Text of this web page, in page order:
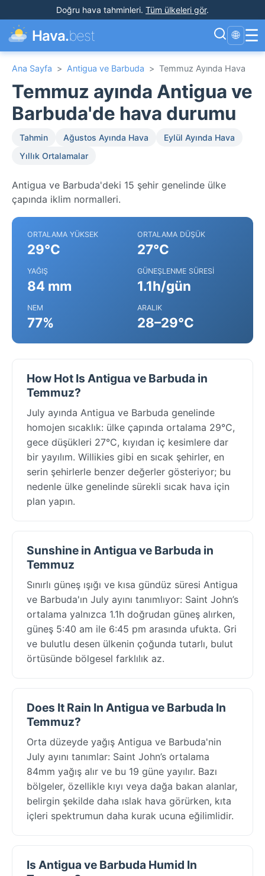
Doğru hava tahminleri. Tüm ülkeleri gör.
Hava.best 🌐 ☰
Ana Sayfa > Antigua ve Barbuda > Temmuz Ayında Hava
Temmuz ayında Antigua ve
Barbuda'de hava durumu
Tahmin Ağustos Ayında Hava
Eylül Ayında Hava
Yıllık Ortalamalar
Antigua ve Barbuda'deki 15 şehir genelinde ülke
çapında iklim normalleri.
ORTALAMA YÜKSEK
29°C
ORTALAMA DÜŞÜK
27°C
YAĞIŞ
84 mm
GÜNEŞLENME SÜRESI
1.1h/gün
NEM
77%
ARALIK
28–29°C
How Hot Is Antigua ve Barbuda in
Temmuz?
July ayında Antigua ve Barbuda genelinde
homojen sıcaklık: ülke çapında ortalama 29°C,
gece düşükleri 27°C, kıyıdan iç kesimlere dar
bir yayılım. Willikies gibi en sıcak şehirler, en
serin şehirlerle benzer değerler gösteriyor; bu
nedenle ülke genelinde sürekli sıcak hava için
plan yapın.
Sunshine in Antigua ve Barbuda in
Temmuz
Sınırlı güneş ışığı ve kısa gündüz süresi Antigua
ve Barbuda'ın July ayını tanımlıyor: Saint John’s
ortalama yalnızca 1.1h doğrudan güneş alırken,
güneş 5:40 am ile 6:45 pm arasında ufukta. Gri
ve bulutlu desen ülkenin çoğunda tutarlı, bulut
örtüsünde bölgesel farklılık az.
Does It Rain In Antigua ve Barbuda In
Temmuz?
Orta düzeyde yağış Antigua ve Barbuda'nin
July ayını tanımlar: Saint John’s ortalama
84mm yağış alır ve bu 19 güne yayılır. Bazı
bölgeler, özellikle kıyı veya dağa bakan alanlar,
belirgin şekilde daha ıslak hava görürken, kıta
içleri spektrumun daha kurak ucuna eğilimlidir.
Is Antigua ve Barbuda Humid In